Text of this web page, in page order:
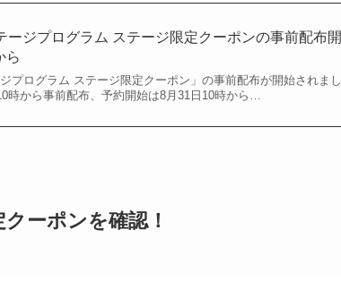
ージプログラム ステージ限定クーポンの事前配布開
ら
プログラム ステージ限定クーポン」の事前配布が開始されまし
時から事前配布、予約開始は8月31日10時から…
クーポンを確認！